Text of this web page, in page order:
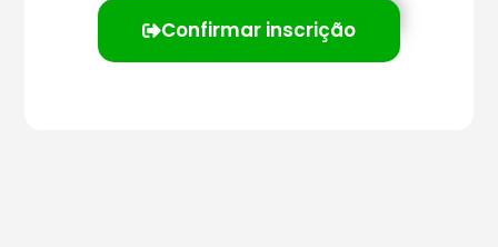
Confirmar inscrição